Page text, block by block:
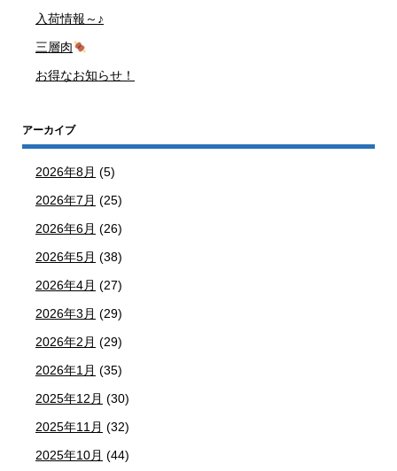
入荷情報～♪
三層肉
お得なお知らせ！
アーカイブ
2026年8月 (5)
2026年7月 (25)
2026年6月 (26)
2026年5月 (38)
2026年4月 (27)
2026年3月 (29)
2026年2月 (29)
2026年1月 (35)
2025年12月 (30)
2025年11月 (32)
2025年10月 (44)